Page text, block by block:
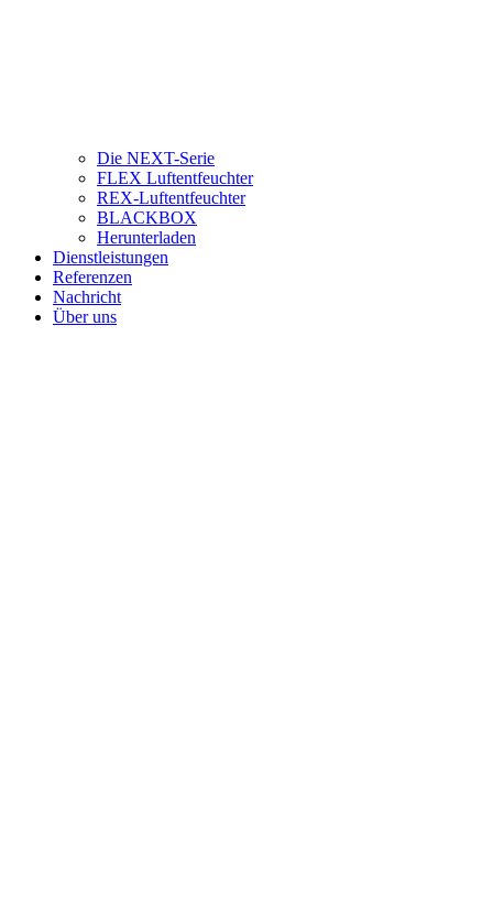
Die NEXT-Serie
FLEX Luftentfeuchter
REX-Luftentfeuchter
BLACKBOX
Herunterladen
Dienstleistungen
Referenzen
Nachricht
Über uns